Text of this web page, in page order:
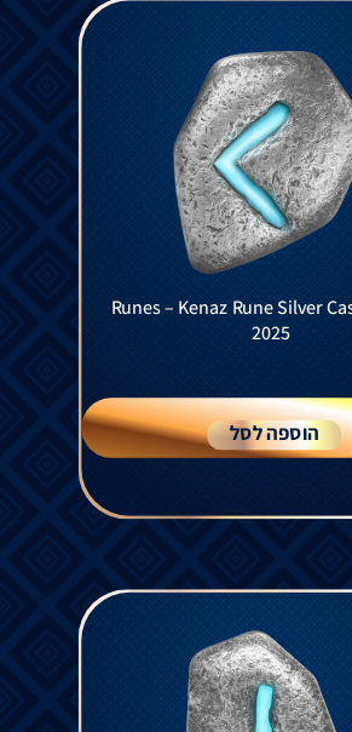
Runes – Kenaz Rune Silver
2025
הוספה לסל